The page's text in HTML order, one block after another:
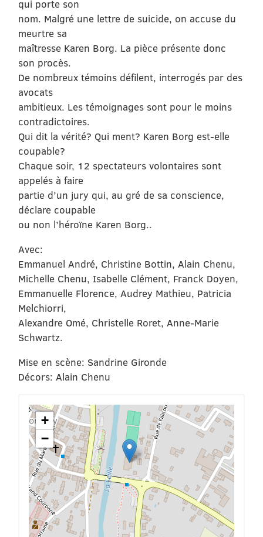
qui porte son
nom. Malgré une lettre de suicide, on accuse du
meurtre sa
maîtresse Karen Borg. La pièce présente donc
son procès.
De nombreux témoins défilent, interrogés par des
avocats
ambitieux. Les témoignages sont pour le moins
contradictoires.
Qui dit la vérité? Qui ment? Karen Borg est-elle
coupable?
Chaque soir, 12 spectateurs volontaires sont
appelés à faire
partie d’un jury qui, au gré de sa conscience,
déclare coupable
ou non l’héroïne Karen Borg..
Avec:
Emmanuel André, Christine Bottin, Alain Chenu,
Michelle Chenu, Isabelle Clément, Franck Doyen,
Emmanuelle Florence, Audrey Mathieu, Patricia
Melchiorri,
Alexandre Omé, Christelle Roret, Anne-Marie
Schwartz.
Mise en scène: Sandrine Gironde
Décors: Alain Chenu
+
−